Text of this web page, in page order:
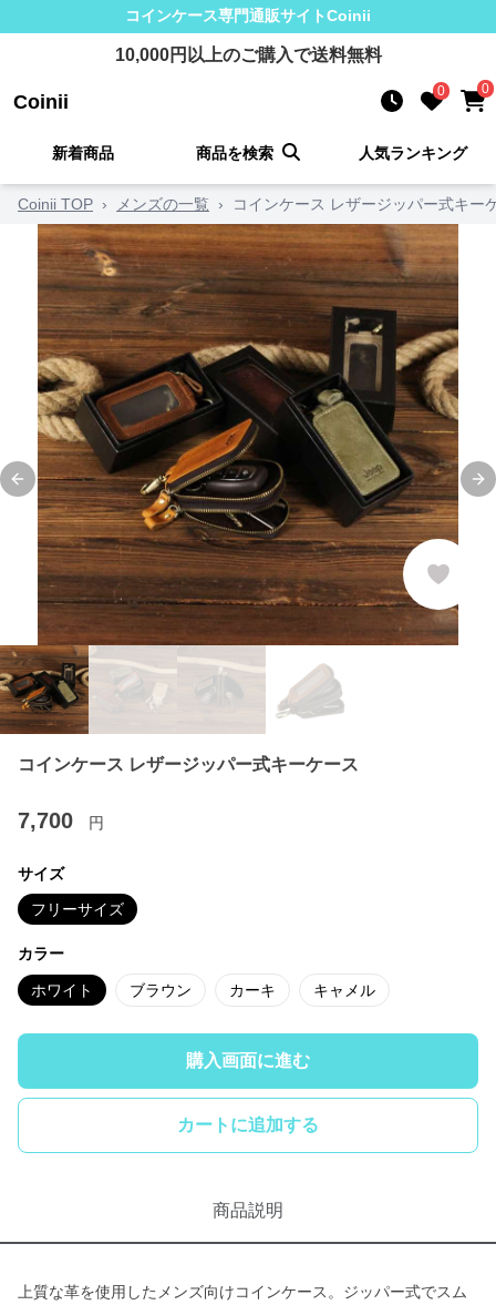
コインケース専門通販サイトCoinii
10,000円以上のご購入で送料無料
Coinii 0 0
新着商品 商品を検索 人気ランキング
Coinii TOP › メンズの一覧 › コインケース レザージッパー式キー
Previous slide
コインケース レザージッパー式キーケース
7,700 円
サイズ
フリーサイズ
カラー
ホワイト ブラウン カーキ キャメル
購入画面に進む
カートに追加する
商品説明
上質な革を使用したメンズ向けコインケース。ジッパー式でスム